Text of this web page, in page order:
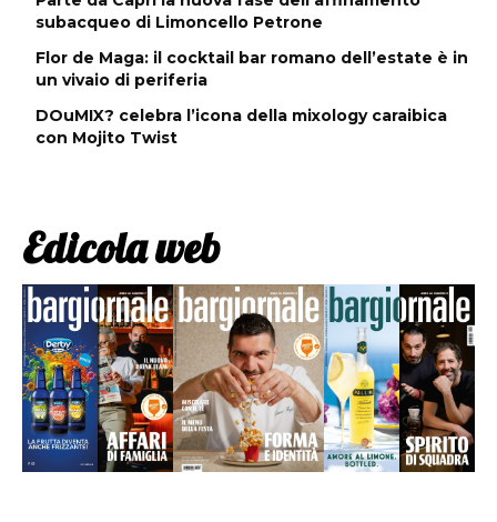
subacqueo di Limoncello Petrone
Flor de Maga: il cocktail bar romano dell’estate è in
un vivaio di periferia
DOuMIX? celebra l’icona della mixology caraibica
con Mojito Twist
Edicola web